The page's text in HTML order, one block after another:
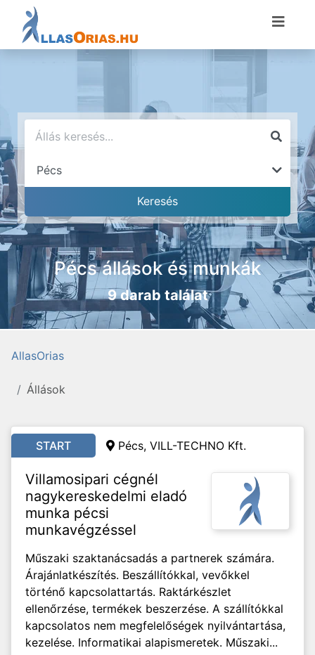
Pécs állások és munkák
9 darab találat
AllasOrias
Állások
START Pécs, VILL-TECHNO Kft.
Villamosipari cégnél
nagykereskedelmi eladó
munka pécsi
munkavégzéssel
Műszaki szaktanácsadás a partnerek számára.
Árajánlatkészítés. Beszállítókkal, vevőkkel
történő kapcsolattartás. Raktárkészlet
ellenőrzése, termékek beszerzése. A szállítókkal
kapcsolatos nem megfelelőségek nyilvántartása,
kezelése. Informatikai alapismeretek. Műszaki...